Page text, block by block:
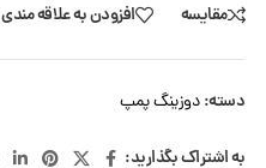
مقایسه افزودن به علاقه مندی
دسته: دوزینگ پمپ
به اشتراک بگذارید: